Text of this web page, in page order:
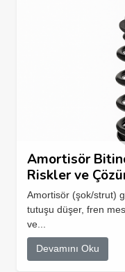
Amortisör
Riskler ve
Amortisör (şok/strut)
tutuşu düşer, fren
ve...
Devamını Oku